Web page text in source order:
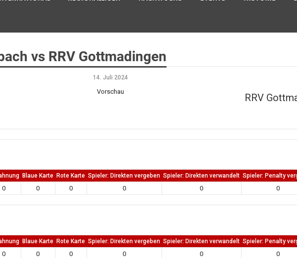
vs RRV Gottmadingen
RRV
14. Juli 2024
Vorschau
Blaue Karte Rote Karte Spieler: Direkten vergeben Spieler: Direkten verwandelt Spieler: Penalty
0 0 0 0 0 0
Blaue Karte Rote Karte Spieler: Direkten vergeben Spieler: Direkten verwandelt Spieler: Penalty
0 0 0 0 0 0